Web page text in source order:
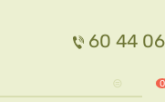
60 44 06
0